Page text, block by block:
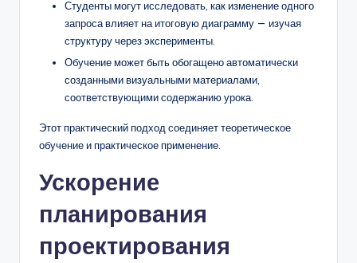
Студенты могут исследовать, как изменение одного
запроса влияет на итоговую диаграмму — изучая
структуру через эксперименты.
Обучение может быть обогащено автоматически
созданными визуальными материалами,
соответствующими содержанию урока.
Этот практический подход соединяет теоретическое
обучение и практическое применение.
Ускорение
планирования
проектирования